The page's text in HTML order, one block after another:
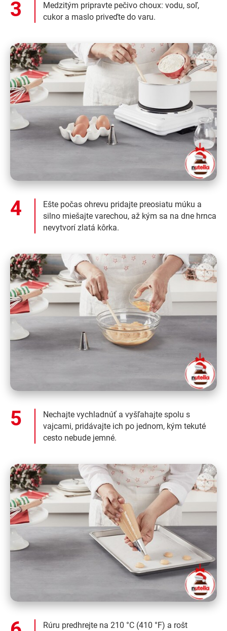
Medzitým pripravte pečivo choux: vodu, soľ,
cukor a maslo priveďte do varu.
Ešte počas ohrevu pridajte preosiatu múku a
silno miešajte varechou, až kým sa na dne hrnca
nevytvorí zlatá kôrka.
Nechajte vychladnúť a vyšľahajte spolu s
vajcami, pridávajte ich po jednom, kým tekuté
cesto nebude jemné.
Rúru predhrejte na 210 °C (410 °F) a rošt